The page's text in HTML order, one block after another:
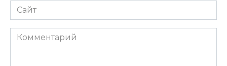
Сайт
Комментарий